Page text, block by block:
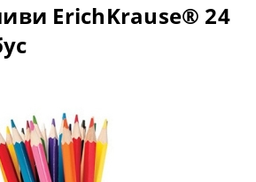
ErichKrause® 24